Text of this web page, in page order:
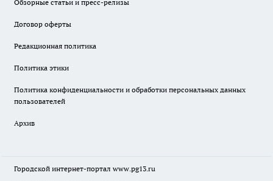
Обзорные статьи и пресс-релизы
Договор оферты
Редакционная политика
Политика этики
Политика конфиденциальности и обработки персональных данных
пользователей
Архив
Городской интернет-портал www.pg13.ru